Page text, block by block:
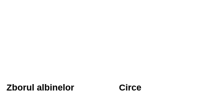
Zborul albinelor Circe